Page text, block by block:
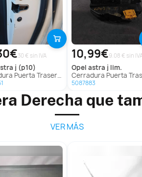
30 € sin IVA
j (p10)
Trasera Derecha para Opel Astra J (P10)
10,99€9.08 € sin
opel astra j lim.
Cerradura Puerta Trasera Derecha para Opel
5087883
Derecha que
VER MÁS